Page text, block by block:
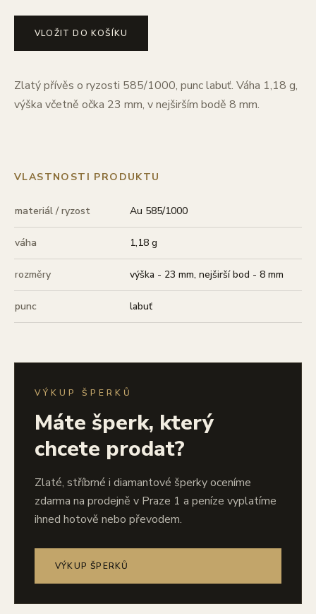
VLOŽIT DO KOŠÍKU
Zlatý přívěs o ryzosti 585/1000, punc labuť. Váha 1,18 g,
výška včetně očka 23 mm, v nejširším bodě 8 mm.
VLASTNOSTI PRODUKTU
materiál / ryzost Au 585/1000
váha 1,18 g
rozměry výška - 23 mm, nejširší bod - 8 mm
punc labuť
VÝKUP ŠPERKŮ
Máte šperk, který
chcete prodat?
Zlaté, stříbrné i diamantové šperky oceníme
zdarma na prodejně v Praze 1 a peníze vyplatíme
ihned hotově nebo převodem.
VÝKUP ŠPERKŮ